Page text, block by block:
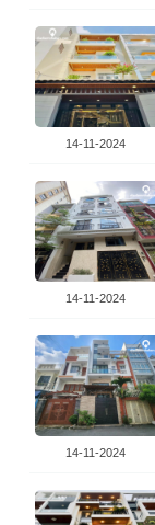
14-11-2024
14-11-2024
14-11-2024